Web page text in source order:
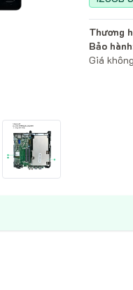
Thương
Bảo
Giá